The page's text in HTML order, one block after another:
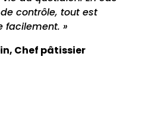
contrôle, tout est
facilement. »
Chef pâtissier